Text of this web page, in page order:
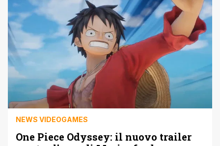
l’arco di Marineford e Dressrosa, ma oggi riportiamo che il
video [']
NEWS VIDEOGAMES
One Piece Odyssey: il nuovo trailer